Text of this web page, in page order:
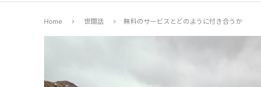
Home 世間話 無料のサービスとどのように付き合うか